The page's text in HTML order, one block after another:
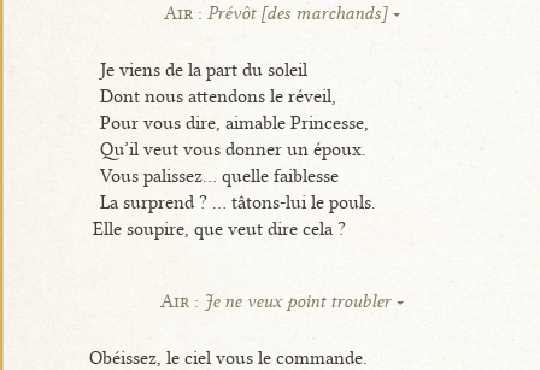
Air : Prévôt [des marchands]
Je viens de la part du soleil
Dont nous attendons le réveil,
Pour vous dire, aimable Princesse,
Qu’il veut vous donner un époux.
Vous palissez... quelle faiblesse
La surprend ? ... tâtons-lui le pouls.
Elle soupire, que veut dire cela ?
Air : Je ne veux point troubler
Obéissez, le ciel vous le commande.